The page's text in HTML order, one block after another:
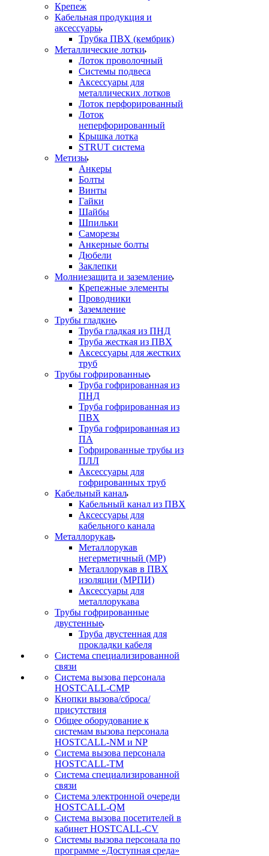
Крепеж
Кабельная продукция и
аксессуары
Трубка ПВХ (кембрик)
Металлические лотки
Лоток проволочный
Системы подвеса
Аксессуары для
металлических лотков
Лоток перфорированный
Лоток
неперфорированный
Крышка лотка
STRUT система
Метизы
Анкеры
Болты
Винты
Гайки
Шайбы
Шпильки
Саморезы
Анкерные болты
Дюбели
Заклепки
Молниезащита и заземление
Крепежные элементы
Проводники
Заземление
Трубы гладкие
Труба гладкая из ПНД
Труба жесткая из ПВХ
Аксессуары для жестких
труб
Трубы гофрированные
Труба гофрированная из
ПНД
Труба гофрированная из
ПВХ
Труба гофрированная из
ПА
Гофрированные трубы из
ПЛЛ
Аксессуары для
гофрированных труб
Кабельный канал
Кабельный канал из ПВХ
Аксессуары для
кабельного канала
Металлорукав
Металлорукав
негерметичный (МР)
Металлорукав в ПВХ
изоляции (МРПИ)
Аксессуары для
металлорукава
Трубы гофрированные
двустенные
Труба двустенная для
прокладки кабеля
Система специализированной
связи
Cистема вызова персонала
HOSTCALL-CMP
Кнопки вызова/сброса/
присутствия
Общее оборудование к
системам вызова персонала
HOSTCALL-NM и NP
Система вызова персонала
HOSTCALL-TM
Система специализированной
связи
Система электронной очереди
HOSTCALL-QM
Cистема вызова посетителей в
кабинет HOSTCALL-CV
Системы вызова персонала по
программе «Доступная среда»